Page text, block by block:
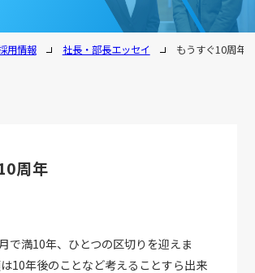
用情報 社長・部長エッセイ もうすぐ10周年
周年
で満10年、ひとつの区切りを迎えま
10年後のことなど考えることすら出来